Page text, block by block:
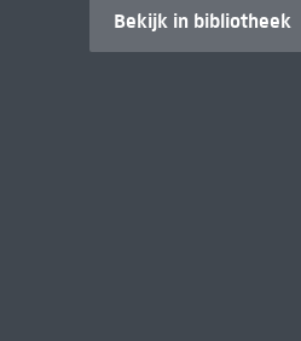
Bekijk in bibliotheek